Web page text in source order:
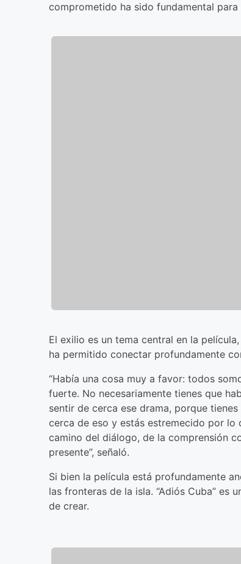
comprometido ha sido fundamental
El exilio es un tema central en la
ha permitido conectar profundamente
“Había una cosa muy a favor: todos
fuerte. No necesariamente tienes que
sentir de cerca ese drama, porque
cerca de eso y estás estremecido por lo
camino del diálogo, de la comprensión
presente”, señaló.
Si bien la película está profundamente
las fronteras de la isla. “Adiós Cuba” es
de crear.